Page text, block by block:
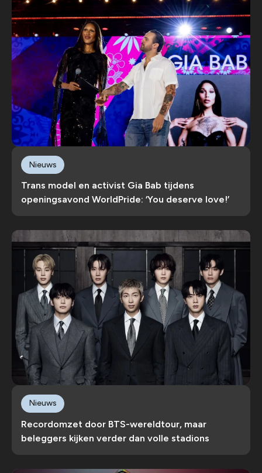
Trans model en activist Gia Bab tijdens
openingsavond WorldPride: ‘You deserve love!’
Nieuws
Recordomzet door BTS-wereldtour, maar
beleggers kijken verder dan volle stadions
Nieuws